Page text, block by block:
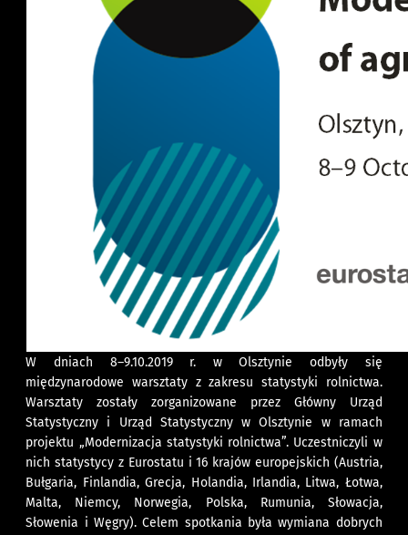
W dniach 8–9.10.2019 r. w Olsztynie odbyły się
międzynarodowe warsztaty z zakresu statystyki rolnictwa.
Warsztaty zostały zorganizowane przez Główny Urząd
Statystyczny i Urząd Statystyczny w Olsztynie w ramach
projektu „Modernizacja statystyki rolnictwa”. Uczestniczyli w
nich statystycy z Eurostatu i 16 krajów europejskich (Austria,
Bułgaria, Finlandia, Grecja, Holandia, Irlandia, Litwa, Łotwa,
Malta, Niemcy, Norwegia, Polska, Rumunia, Słowacja,
Słowenia i Węgry). Celem spotkania była wymiana dobrych